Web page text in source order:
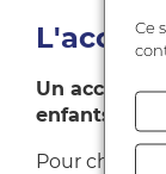
Un
enfants
Pour chaque
Ce